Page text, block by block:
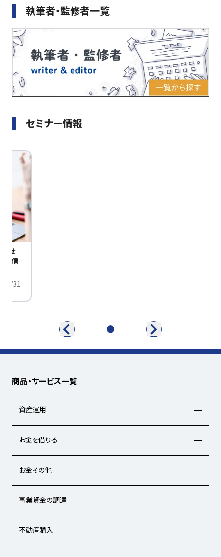
執筆者・監修者一覧
セミナー情報
ませ
配信
31
商品・サービス一覧
資産運用
お金を借りる
お金その他
事業資金の調達
不動産購入